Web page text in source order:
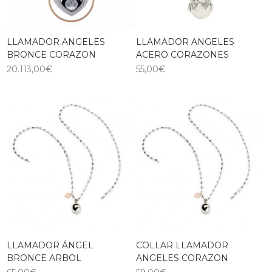
LLAMADOR ANGELES
BRONCE CORAZON
20.113,00€
LLAMADOR ANGELES
ACERO CORAZONES
55,00€
LLAMADOR ÁNGEL
BRONCE ARBOL
COLLAR LLAMADOR
ANGELES CORAZON